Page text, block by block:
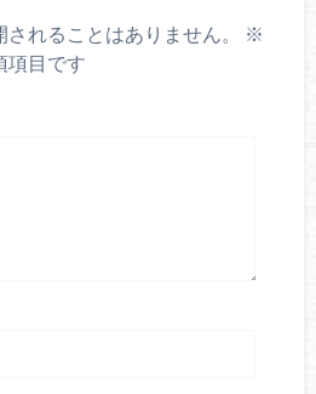
れることはありません。
※
項目です